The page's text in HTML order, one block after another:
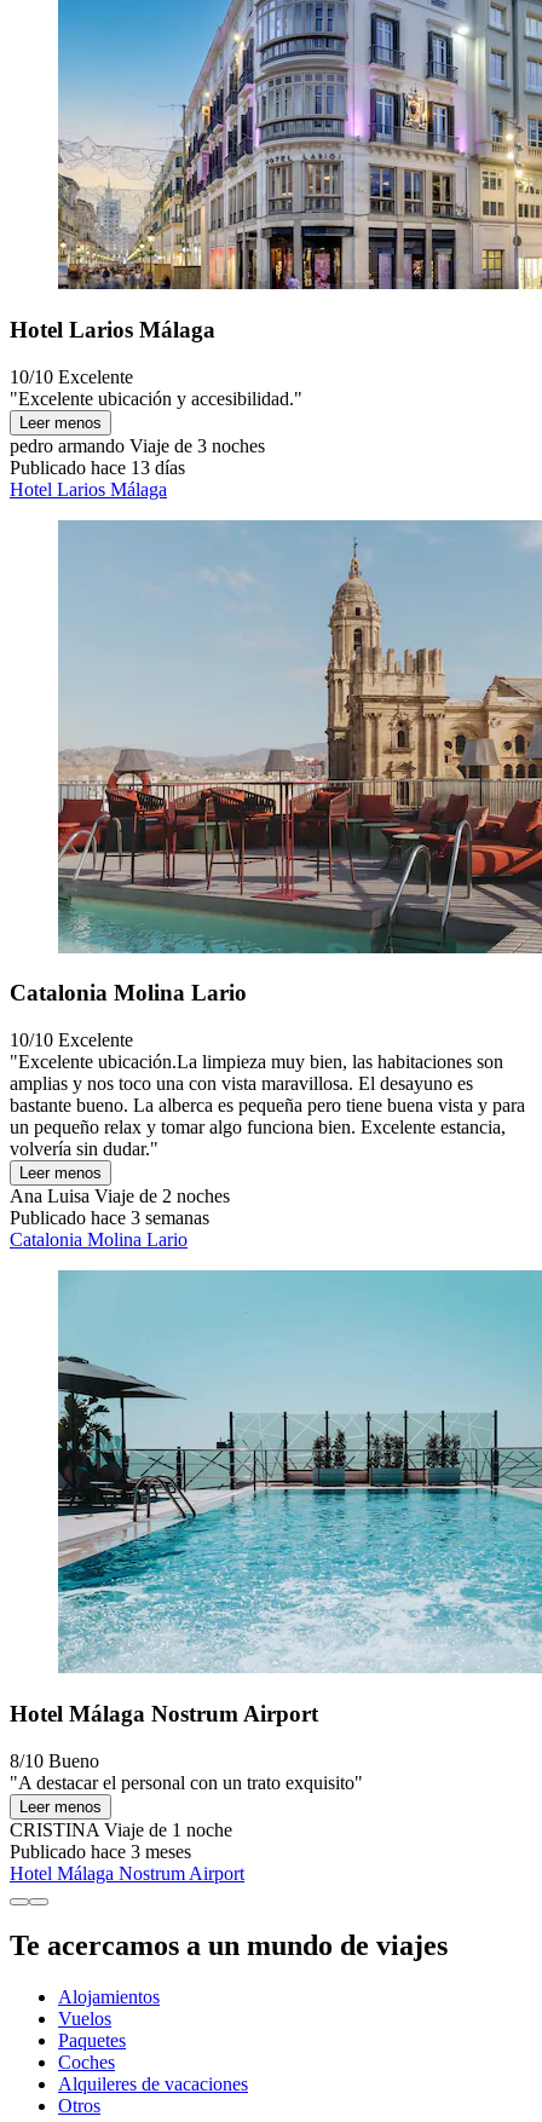
Hotel Larios Málaga
10/10 Excelente
"Excelente ubicación y accesibilidad."
Leer menos
pedro armando Viaje de 3 noches
Publicado hace 13 días
Hotel Larios Málaga
Catalonia Molina Lario
10/10 Excelente
"Excelente ubicación.La limpieza muy bien, las habitaciones son
amplias y nos toco una con vista maravillosa. El desayuno es
bastante bueno. La alberca es pequeña pero tiene buena vista y para
un pequeño relax y tomar algo funciona bien. Excelente estancia,
volvería sin dudar."
Leer menos
Ana Luisa Viaje de 2 noches
Publicado hace 3 semanas
Catalonia Molina Lario
Hotel Málaga Nostrum Airport
8/10 Bueno
"A destacar el personal con un trato exquisito"
Leer menos
CRISTINA Viaje de 1 noche
Publicado hace 3 meses
Hotel Málaga Nostrum Airport
Te acercamos a un mundo de viajes
Alojamientos
Vuelos
Paquetes
Coches
Alquileres de vacaciones
Otros